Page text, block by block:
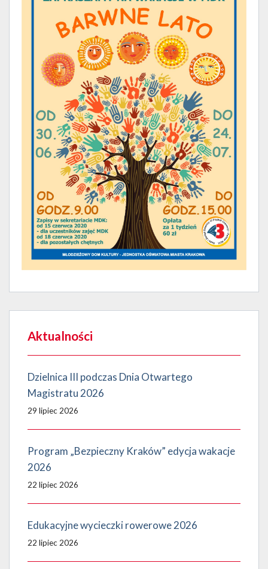
Aktualności
Dzielnica III podczas Dnia Otwartego
Magistratu 2026
29 lipiec 2026
Program „Bezpieczny Kraków” edycja wakacje
2026
22 lipiec 2026
Edukacyjne wycieczki rowerowe 2026
22 lipiec 2026